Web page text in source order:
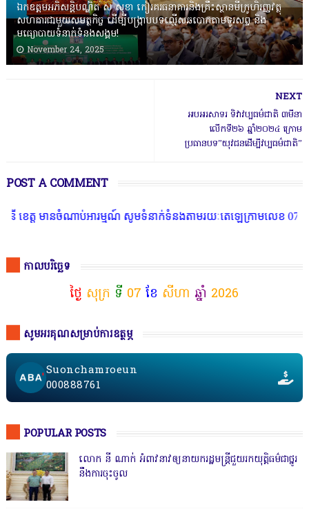
ឯកឧត្តមអភិសន្តិបណ្ឌិត ស សុខា កៀរគរធនាគារនិងគ្រឹះស្ថានមីក្រូហិរញ្ញវត្ថុ
សហការជាមួយសមត្ថកិច្ច ដើម្បីបង្ក្រាបបទល្មើសឆបោកតាមទូរសព្ទ និង
មធ្យោបាយទំនាក់ទំនងសង្គម!
November 24, 2025
NEXT
អបអរសាទរ ទិវាវប្បធម៌ជាតិ ៣មីនា
លើកទី២៦ ឆ្នាំ២០២៤ ក្រោម
ប្រធានបទ”យុវជនដើម្បីវប្បធម៌ជាតិ”
POST A COMMENT
ចំណាប់អារម្មណ៍ សូមទំនាក់ទំនងតាមរយៈតេឡេក្រាមលេខ 077 83 66 11
កាលបរិច្ឆេទ
ថ្ងៃ សុក្រ ទី 07 ខែ សីហា ឆ្នាំ 2026
សូមអរគុណសម្រាប់ការឧត្ថម្ភ
Suonchamroeun
000888761
POPULAR POSTS
លោក នី ណាក់ អំពាវនាវឲ្យនាយករដ្ឋមន្ត្រីជួយរកយុត្តិធម៌ជាថ្នូរ
នឹងការចុះចូល